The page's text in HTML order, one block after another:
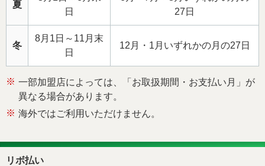
夏
日
27日
冬
8月1日～11月末
日
12月・1月いずれかの月の27日
※ 一部加盟店によっては、「お取扱期間・お支払い月」が
異なる場合があります。
※ 海外ではご利用いただけません。
リボ払い